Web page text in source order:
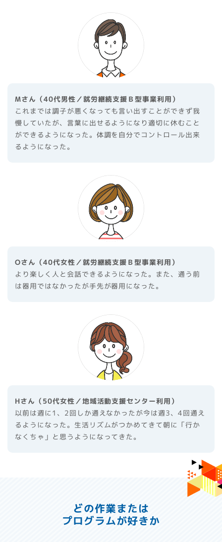
Mさん（40代男性／就労継続支援Ｂ型事業利用）
これまでは調子が悪くなっても言い出すことができず我
慢していたが、言葉に出せるようになり適切に休むこと
ができるようになった。体調を自分でコントロール出来
るようになった。
Oさん（40代女性／就労継続支援Ｂ型事業利用）
より楽しく人と会話できるようになった。また、通う前
は器用ではなかったが手先が器用になった。
Hさん（50代女性／地域活動支援センター利用）
以前は週に1、2回しか通えなかったが今は週3、4回通え
るようになった。生活リズムがつかめてきて朝に「行か
なくちゃ」と思うようになってきた。
どの作業または
プログラムが好きか